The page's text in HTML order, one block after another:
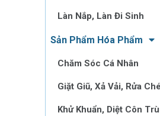
Làn Nắp, Làn Đi Sinh
Sản Phẩm Hóa Phẩm
Chăm Sóc Cá Nhân
Giặt Giũ, Xả Vải, Rửa
Khử Khuẩn, Diệt Côn